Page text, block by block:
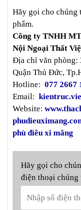
Hãy gọi cho chúng
phẩm.
Công ty TNHH
Nội Ngoại Thất
Địa chỉ văn phòng:
Quận Thủ Đức,
Hotline: 077 2667
Email:
Website:
phù điêu xi măng
Hãy gọi cho
điện thoại